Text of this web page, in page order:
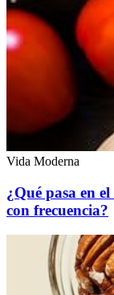
Vida Moderna
¿Qué pasa en
con frecuencia?